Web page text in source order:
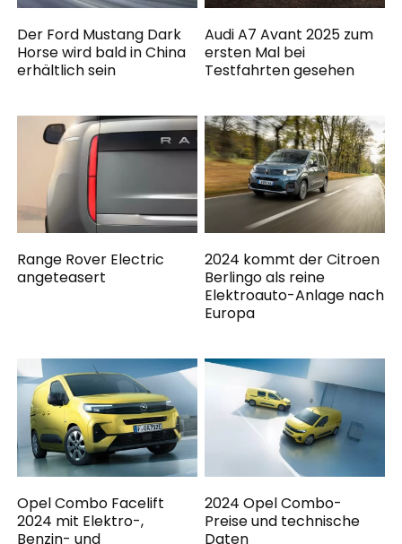
Der Ford Mustang Dark
Horse wird bald in China
erhältlich sein
Audi A7 Avant 2025 zum
ersten Mal bei
Testfahrten gesehen
Range Rover Electric
angeteasert
2024 kommt der Citroen
Berlingo als reine
Elektroauto-Anlage nach
Europa
Opel Combo Facelift
2024 mit Elektro-,
Benzin- und
2024 Opel Combo-
Preise und technische
Daten